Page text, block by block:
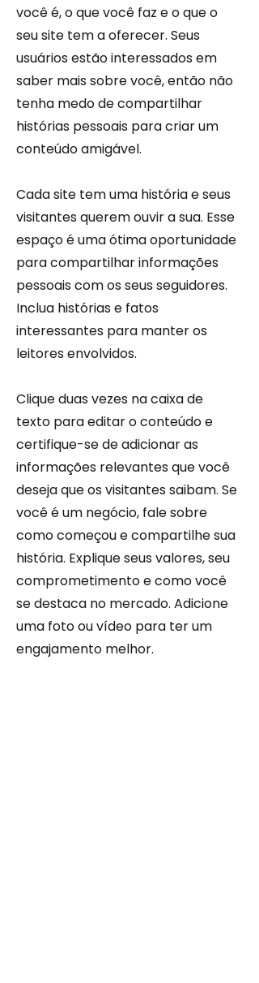
você é, o que você faz e o que o
seu site tem a oferecer. Seus
usuários estão interessados em
saber mais sobre você, então não
tenha medo de compartilhar
histórias pessoais para criar um
conteúdo amigável.
Cada site tem uma história e seus
visitantes querem ouvir a sua. Esse
espaço é uma ótima oportunidade
para compartilhar informações
pessoais com os seus seguidores.
Inclua histórias e fatos
interessantes para manter os
leitores envolvidos.
Clique duas vezes na caixa de
texto para editar o conteúdo e
certifique-se de adicionar as
informações relevantes que você
deseja que os visitantes saibam. Se
você é um negócio, fale sobre
como começou e compartilhe sua
história. Explique seus valores, seu
comprometimento e como você
se destaca no mercado. Adicione
uma foto ou vídeo para ter um
engajamento melhor.